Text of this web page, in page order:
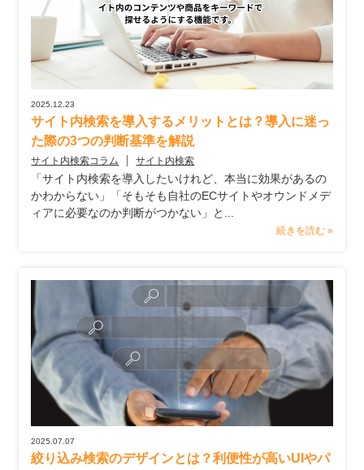
2025.12.23
サイト内検索を導入するメリットとは？導入に迷っ
た際の3つの判断基準を解説
サイト内検索コラム サイト内検索
「サイト内検索を導入したいけれど、本当に効果があるの
かわからない」「そもそも自社のECサイトやオウンドメデ
ィアに必要なのか判断がつかない」と...
続きを読む »
2025.07.07
絞り込み検索のデザインとは？利便性が高いUIやパ